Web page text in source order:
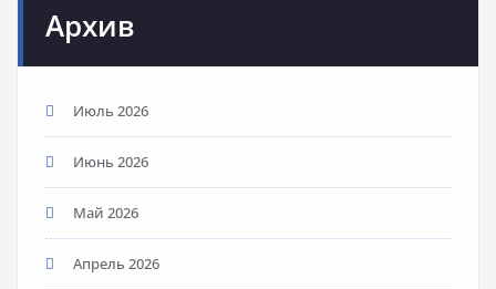
Архив
Июль 2026
Июнь 2026
Май 2026
Апрель 2026